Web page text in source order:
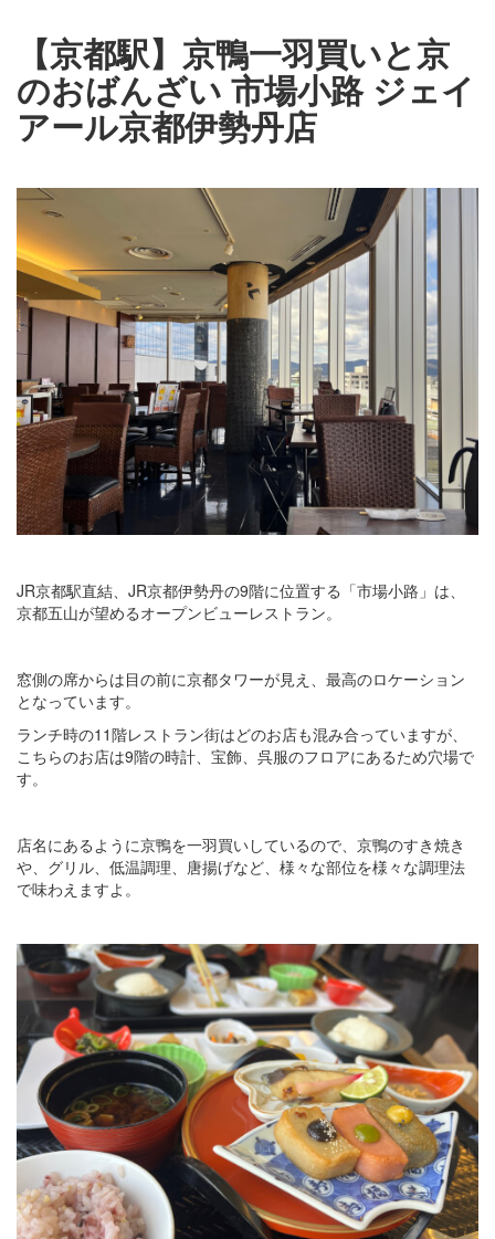
【京都駅】京鴨一羽買いと京
のおばんざい 市場小路 ジェイ
アール京都伊勢丹店
JR京都駅直結、JR京都伊勢丹の9階に位置する「市場小路」は、
京都五山が望めるオープンビューレストラン。
窓側の席からは目の前に京都タワーが見え、最高のロケーション
となっています。
ランチ時の11階レストラン街はどのお店も混み合っていますが、
こちらのお店は9階の時計、宝飾、呉服のフロアにあるため穴場で
す。
店名にあるように京鴨を一羽買いしているので、京鴨のすき焼き
や、グリル、低温調理、唐揚げなど、様々な部位を様々な調理法
で味わえますよ。